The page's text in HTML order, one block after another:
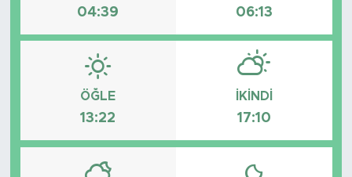
04:39 06:13
ÖĞLE
13:22
İKINDI
17:10